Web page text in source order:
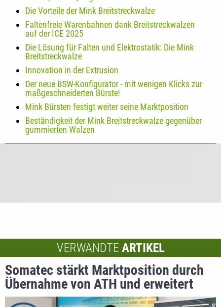
Die Vorteile der Mink Breitstreckwalze
Faltenfreie Warenbahnen dank Breitstreckwalzen
auf der ICE 2025
Die Lösung für Falten und Elektrostatik: Die Mink
Breitstreckwalze
Innovation in der Extrusion
Der neue BSW-Konfigurator - mit wenigen Klicks zur
maßgeschneiderten Bürste!
Mink Bürsten festigt weiter seine Marktposition
Beständigkeit der Mink Breitstreckwalze gegenüber
gummierten Walzen
VERWANDTE ARTIKEL
Somatec stärkt Marktposition durch
Übernahme von ATH und erweitert
Technologieportfolio